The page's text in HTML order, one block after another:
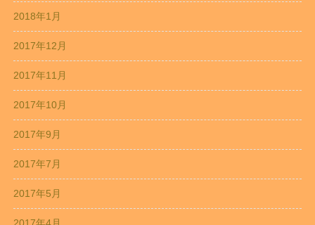
2018年1月
2017年12月
2017年11月
2017年10月
2017年9月
2017年7月
2017年5月
2017年4月